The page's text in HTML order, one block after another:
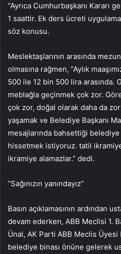
“Ayrıca Cumhurbaşkanı Kararı
1 saattir. Ek ders ücreti
söz konusu.
Meslektaşlarının arasında
olmasına rağmen, “Aylık
500 ile 12 bin 500 lira arasında.
meblağla geçinmek çok zor.
çok zor, doğal olarak daha da
yaşamak ve Belediye Başkanı
mesajlarında bahsettiği
hissetmek istiyoruz. tatil
ikramiye alamazlar.” dedi.
“Sağınızın yanındayız”
Basın açıklamasının ardından
devam ederken, ABB Meclisi 1.
Ünal, AK Parti ABB Meclis
belediye binası önüne gelerek